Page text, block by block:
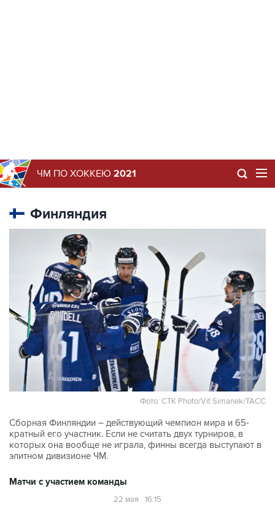
ЧМ ПО ХОККЕЮ 2021
Финляндия
Фото: CTK Photo/Vit Simanek/ТАСС
Сборная Финляндии – действующий чемпион мира и 65-
кратный его участник. Если не считать двух турниров, в
которых она вообще не играла, финны всегда выступают в
элитном дивизионе ЧМ.
Матчи с участием команды
22 мая
16:15